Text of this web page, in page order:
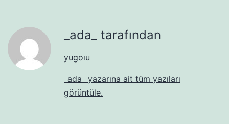
_ada_ tarafından
yugoıu
_ada_ yazarına ait tüm yazıları
görüntüle.